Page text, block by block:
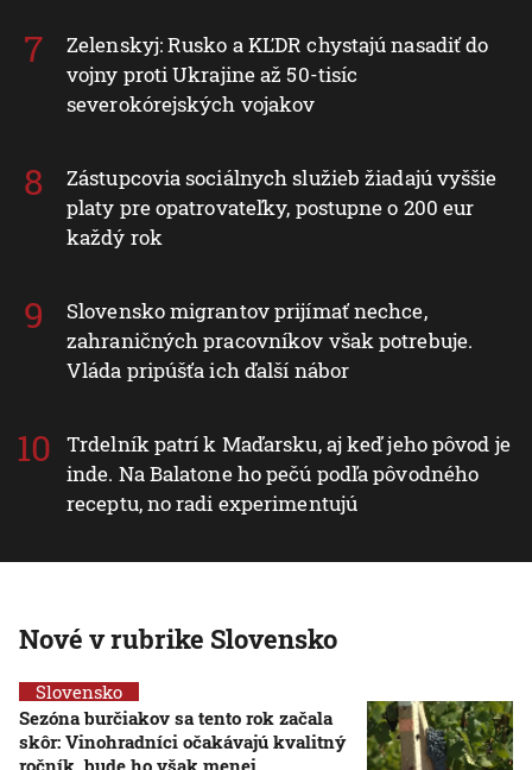
Zelenskyj: Rusko a KĽDR chystajú nasadiť do
vojny proti Ukrajine až 50-tisíc
severokórejských vojakov
Zástupcovia sociálnych služieb žiadajú vyššie
platy pre opatrovateľky, postupne o 200 eur
každý rok
Slovensko migrantov prijímať nechce,
zahraničných pracovníkov však potrebuje.
Vláda pripúšťa ich ďalší nábor
Trdelník patrí k Maďarsku, aj keď jeho pôvod je
inde. Na Balatone ho pečú podľa pôvodného
receptu, no radi experimentujú
Nové v rubrike Slovensko
Slovensko
Sezóna burčiakov sa tento rok začala
skôr: Vinohradníci očakávajú kvalitný